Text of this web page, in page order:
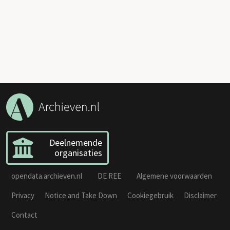
Deelnemende
organisaties
opendata.archieven.nl DE REE
Algemene voorwaarden
Privacy
Notice and Take Down Cookiegebruik
Disclaimer
Contact